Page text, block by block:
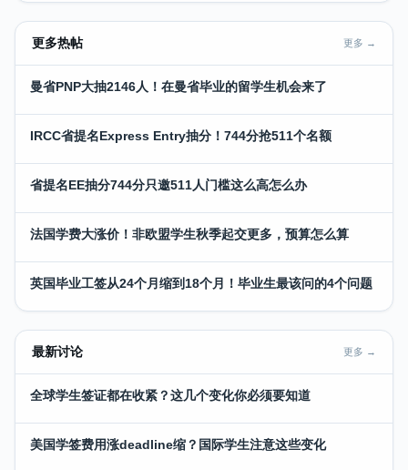
更多热帖 更多 →
曼省PNP大抽2146人！在曼省毕业的留学生机会来了
IRCC省提名Express Entry抽分！744分抢511个名额
省提名EE抽分744分只邀511人门槛这么高怎么办
法国学费大涨价！非欧盟学生秋季起交更多，预算怎么算
英国毕业工签从24个月缩到18个月！毕业生最该问的4个问题
最新讨论 更多 →
全球学生签证都在收紧？这几个变化你必须要知道
美国学签费用涨deadline缩？国际学生注意这些变化